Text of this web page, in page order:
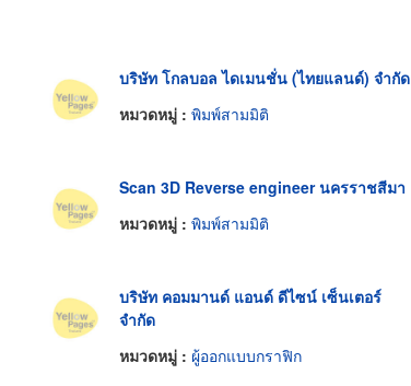
บริษัท โกลบอล ไดเมนชั่น (ไทยแลนด์) จำกัด
หมวดหมู่ : พิมพ์สามมิติ
Scan 3D Reverse engineer นครราชสีมา
หมวดหมู่ : พิมพ์สามมิติ
บริษัท คอมมานด์ แอนด์ ดีไซน์ เซ็นเตอร์
จำกัด
หมวดหมู่ : ผู้ออกแบบกราฟิก